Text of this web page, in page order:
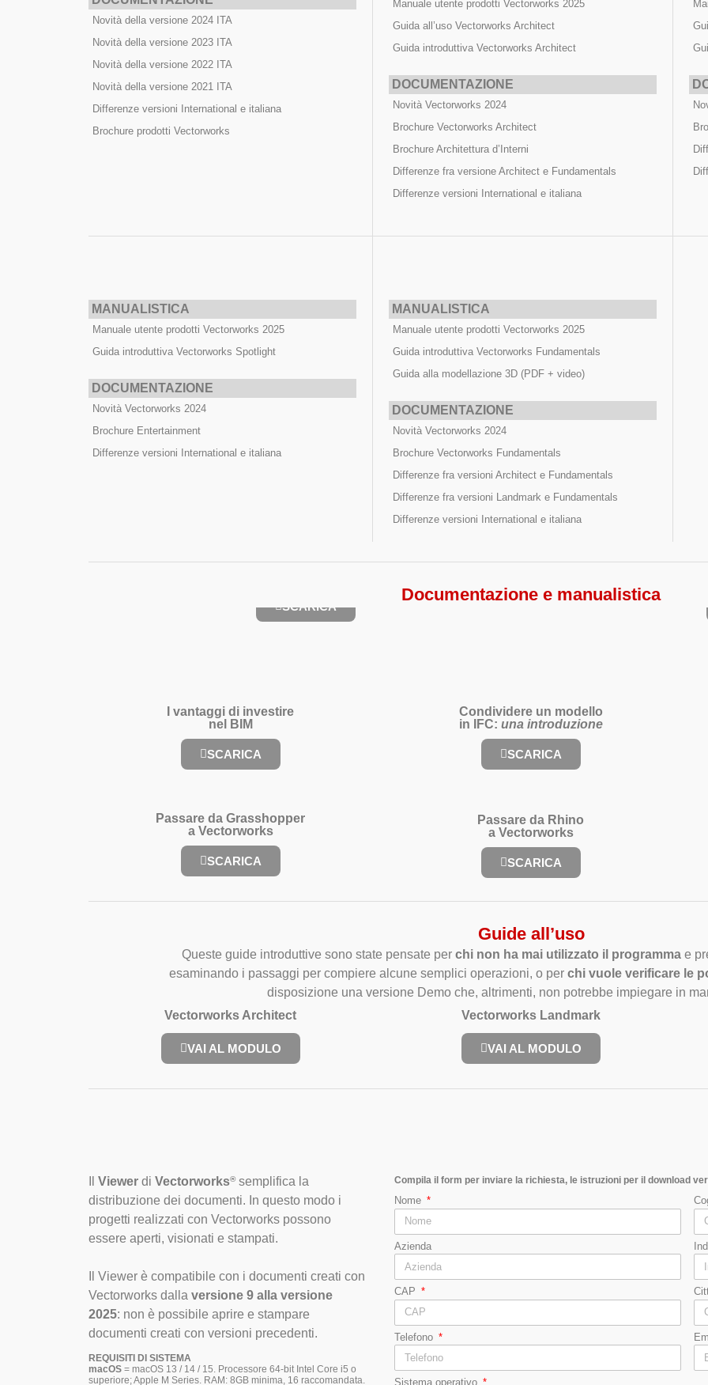
Novità della versione 2024 ITA
Novità della versione 2023 ITA
Novità della versione 2022 ITA
Novità della versione 2021 ITA
Differenze versioni International e italiana
Brochure prodotti Vectorworks
Manuale utente prodotti Vectorworks 2025
Guida all’uso Vectorworks Architect
Guida introduttiva Vectorworks Architect
DOCUMENTAZIONE
Novità Vectorworks 2024
Brochure Vectorworks Architect
Brochure Architettura d’Interni
Differenze fra versione Architect e Fundamentals
Differenze versioni International e italiana
MANUALISTICA
Manuale utente prodotti Vectorworks 2025
Guida introduttiva Vectorworks Spotlight
DOCUMENTAZIONE
Novità Vectorworks 2024
Brochure Entertainment
Differenze versioni International e italiana
MANUALISTICA
Manuale utente prodotti Vectorworks 2025
Guida introduttiva Vectorworks Fundamentals
Guida alla modellazione 3D (PDF + video)
DOCUMENTAZIONE
Novità Vectorworks 2024
Brochure Vectorworks Fundamentals
Differenze fra versioni Architect e Fundamentals
Differenze fra versioni Landmark e Fundamentals
Differenze versioni International e italiana
Documentazione e manualistica
SCARICA
I vantaggi di investire
nel BIM
SCARICA
Condividere un modello
in IFC: una introduzione
SCARICA
Passare da Grasshopper
a Vectorworks
SCARICA
Passare da Rhino
a Vectorworks
SCARICA
Guide all’uso
Queste guide introduttive sono state pensate per chi non ha mai utilizzato il programmae
esaminando i passaggi per compiere alcune semplici operazioni, o per chi vuole verificare le
disposizione una versione Demo che, altrimenti, non potrebbe impiegare in
Vectorworks Architect
VAI AL MODULO
Vectorworks Landmark
VAI AL MODULO
Viewer di Vectorworks®semplifica la
distribuzione dei documenti. In questo modo i
progetti realizzati con Vectorworks possono
essere aperti, visionati e stampati.
Il Viewer è compatibile con i documenti creati con
Vectorworks dalla versione 9 alla versione
2025: non è possibile aprire e stampare
documenti creati con versioni precedenti.
REQUISITI DI SISTEMA
macOS = macOS 13 / 14 / 15. Processore 64-bit Intel Core i5 o
superiore; Apple M Series. RAM: 8GB minima, 16 raccomandata.
Compila il form per inviare la richiesta, le istruzioni per il download
Nome
Azienda
CAP
Telefono
Sistema operativo